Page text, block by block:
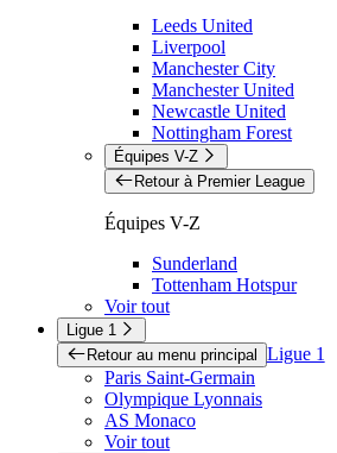
Leeds United
Liverpool
Manchester City
Manchester United
Newcastle United
Nottingham Forest
Équipes V-Z
Retour à Premier League
Équipes V-Z
Sunderland
Tottenham Hotspur
Voir tout
Ligue 1
Retour au menu principal Ligue 1
Paris Saint-Germain
Olympique Lyonnais
AS Monaco
Voir tout